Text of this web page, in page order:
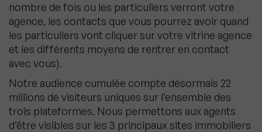
nombre de fois ou les particuliers verront votre
agence, les contacts que vous pourrez avoir quand
les particuliers vont cliquer sur votre vitrine agence
et les différents moyens de rentrer en contact
avec vous).
Notre audience cumulée compte désormais 22
millions de visiteurs uniques sur l’ensemble des
trois plateformes. Nous permettons aux agents
d’être visibles sur les 3 principaux sites immobiliers